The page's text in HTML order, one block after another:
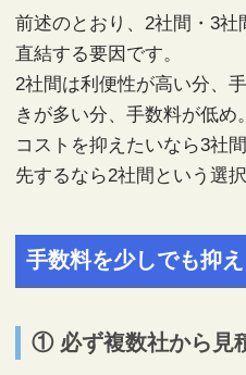
前述のとおり、2社間・3
直結する要因です。
2社間は利便性が高い分、
きが多い分、手数料が低め。
コストを抑えたいなら3社
先するなら2社間という選
手数料を少しでも抑
① 必ず複数社から見